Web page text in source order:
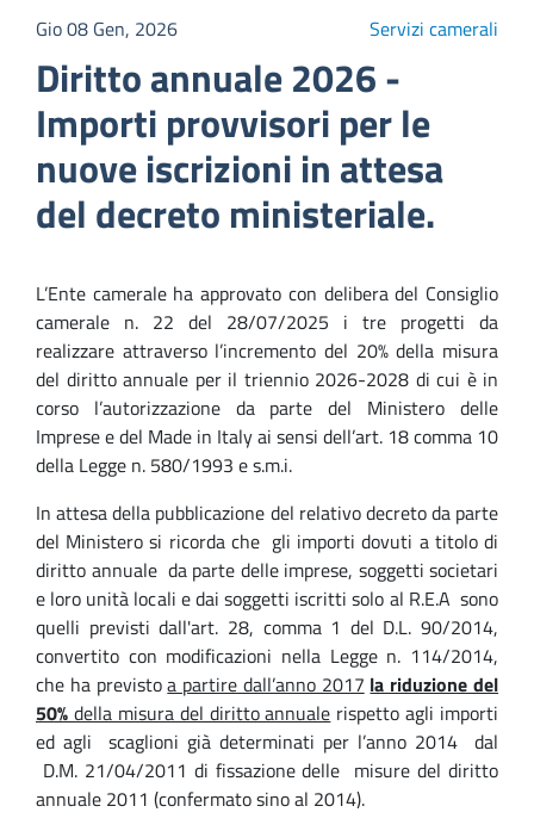
Gio 08 Gen, 2026
Diritto annuale 2026 -
Importi provvisori per le
nuove iscrizioni in attesa
del decreto ministeriale.
Servizi camerali
L’Ente camerale ha approvato con delibera del Consiglio
camerale n. 22 del 28/07/2025 i tre progetti da
realizzare attraverso l’incremento del 20% della misura
del diritto annuale per il triennio 2026-2028 di cui è in
corso l’autorizzazione da parte del Ministero delle
Imprese e del Made in Italy ai sensi dell’art. 18 comma 10
della Legge n. 580/1993 e s.m.i.
In attesa della pubblicazione del relativo decreto da parte
del Ministero si ricorda che gli importi dovuti a titolo di
diritto annuale da parte delle imprese, soggetti societari
e loro unità locali e dai soggetti iscritti solo al R.E.A sono
quelli previsti dall'art. 28, comma 1 del D.L. 90/2014,
convertito con modificazioni nella Legge n. 114/2014,
che ha previstoa partire dall’anno 2017 la riduzione del
50% della misura del diritto annuale rispetto agli importi
ed agli scaglioni già determinati per l’anno 2014 dal
D.M. 21/04/2011 di fissazione delle misure del diritto
annuale 2011 (confermato sino al 2014).